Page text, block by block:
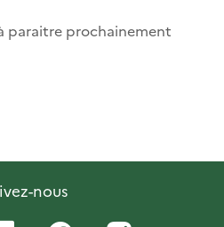
paraitre prochainement
nous